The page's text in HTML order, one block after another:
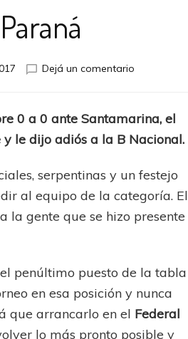
Dejá un comentario
vuelta,
Paraná
0 a 0 ante Santamarina, el
le dijo adiós a la B Nacional.
serpentinas y un festejo
al equipo de la categoría. El
la gente que se hizo presente
penúltimo puesto de la tabla
en esa posición y nunca
que arrancarlo en el Federal
lo más pronto posible y